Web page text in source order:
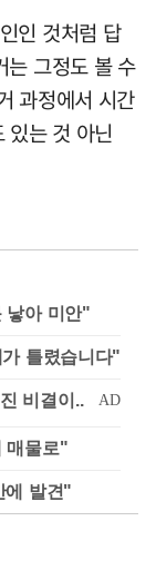
인 것처럼 답
는 그정도 볼 수
과정에서 시간
있는 것 아닌
낳아 미안"
틀렸습니다"
매물로"
에 발견"